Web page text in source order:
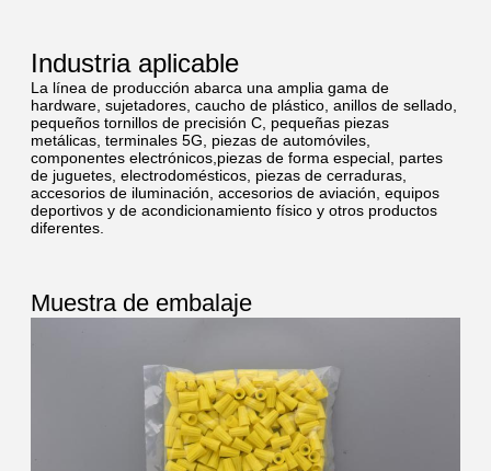
Industria aplicable
La línea de producción abarca una amplia gama de
hardware, sujetadores, caucho de plástico, anillos de sellado,
pequeños tornillos de precisión C, pequeñas piezas
metálicas, terminales 5G, piezas de automóviles,
componentes electrónicos,piezas de forma especial, partes
de juguetes, electrodomésticos, piezas de cerraduras,
accesorios de iluminación, accesorios de aviación, equipos
deportivos y de acondicionamiento físico y otros productos
diferentes.
Muestra de embalaje